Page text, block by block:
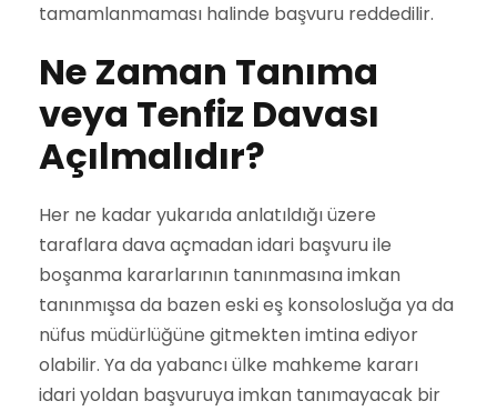
tamamlanmaması halinde başvuru reddedilir.
Ne Zaman Tanıma
veya Tenfiz Davası
Açılmalıdır?
Her ne kadar yukarıda anlatıldığı üzere
taraflara dava açmadan idari başvuru ile
boşanma kararlarının tanınmasına imkan
tanınmışsa da bazen eski eş konsolosluğa ya da
nüfus müdürlüğüne gitmekten imtina ediyor
olabilir. Ya da yabancı ülke mahkeme kararı
idari yoldan başvuruya imkan tanımayacak bir